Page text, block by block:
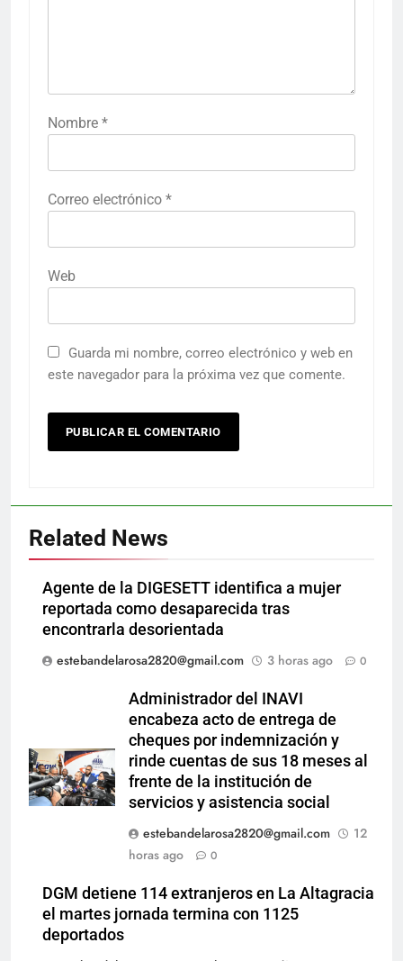
Nombre *
Correo electrónico *
Web
Guarda mi nombre, correo electrónico y web en
este navegador para la próxima vez que comente.
Related News
Agente de la DIGESETT identifica a mujer
reportada como desaparecida tras
encontrarla desorientada
estebandelarosa2820@gmail.com
3 horas ago 0
Administrador del INAVI
encabeza acto de entrega de
cheques por indemnización y
rinde cuentas de sus 18 meses al
frente de la institución de
servicios y asistencia social
estebandelarosa2820@gmail.com
12
horas ago
0
DGM detiene 114 extranjeros en La Altagracia
el martes jornada termina con 1125
deportados